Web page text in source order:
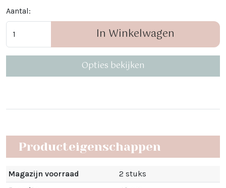
Aantal:
In Winkelwagen
Opties bekijken
Producteigenschappen
Magazijn voorraad
2 stuks